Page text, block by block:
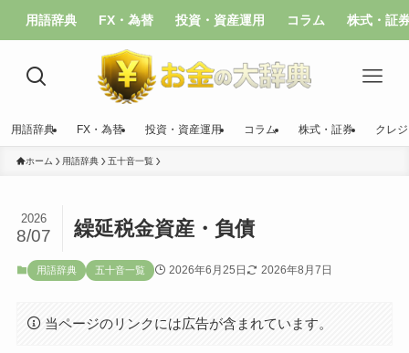
用語辞典 FX・為替 投資・資産運用 コラム 株式・証
用語辞典 FX・為替 投資・資産運用 コラム 株式・証券 クレ
ホーム 用語辞典 五十音一覧
繰延税金資産・負債
2026
8/07
用語辞典 五十音一覧 2026年6月25日 2026年8月7日
当ページのリンクには広告が含まれています。